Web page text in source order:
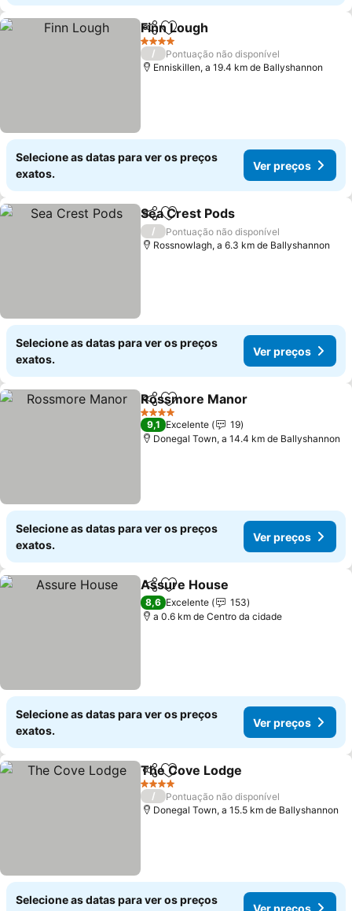
PartilharAdicionar aos favoritos
Finn Lough
4 Estrelas
/
Pontuação não disponível
Enniskillen, a 19.4 km de Ballyshannon
Selecione as datas para ver os preços
exatos.
Ver preços
PartilharAdicionar aos favoritos
Sea Crest Pods
/
Pontuação não disponível
Rossnowlagh, a 6.3 km de Ballyshannon
Selecione as datas para ver os preços
exatos.
Ver preços
PartilharAdicionar aos favoritos
Rossmore Manor
4 Estrelas
9,1 Excelente
19
Donegal Town, a 14.4 km de Ballyshannon
Selecione as datas para ver os preços
exatos.
Ver preços
PartilharAdicionar aos favoritos
Assure House
8,6 Excelente
153
a 0.6 km de Centro da cidade
Selecione as datas para ver os preços
exatos.
Ver preços
PartilharAdicionar aos favoritos
The Cove Lodge
4 Estrelas
/
Pontuação não disponível
Donegal Town, a 15.5 km de Ballyshannon
Selecione as datas para ver os preços
Ver preços